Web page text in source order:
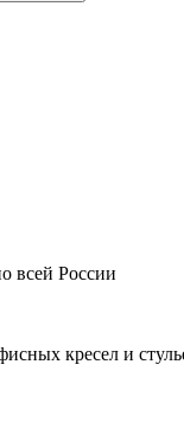
всей России
кресел и